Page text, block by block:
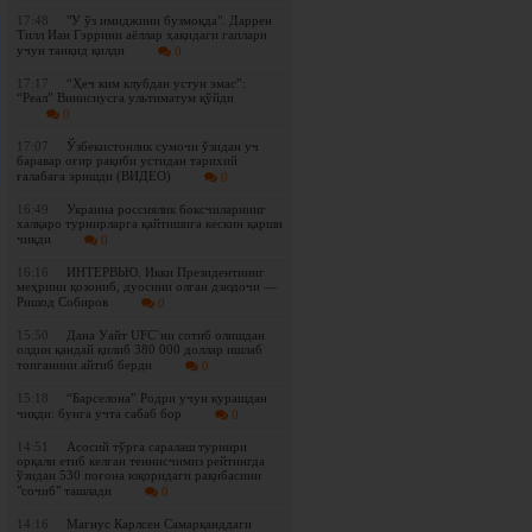
17:48
"У ўз имиджини бузмоқда". Даррен
Тилл Иан Гэррини аёллар ҳақидаги гаплари
учун танқид қилди
0
17:17
“Ҳеч ким клубдан устун эмас”:
“Реал” Винисиусга ультиматум қўйди
0
17:07
Ўзбекистонлик сумочи ўзидан уч
баравар оғир рақиби устидан тарихий
ғалабага эришди (ВИДЕО)
0
16:49
Украина россиялик боксчиларнинг
халқаро турнирларга қайтишига кескин қарши
чиқди
0
16:16
ИНТЕРВЬЮ. Икки Президентнинг
меҳрини қозониб, дуосини олган дзюдочи —
Ришод Собиров
0
15:50
Дана Уайт UFC`ни сотиб олишдан
олдин қандай қилиб 380 000 доллар ишлаб
топганини айтиб берди
0
15:18
“Барселона” Родри учун курашдан
чиқди: бунга учта сабаб бор
0
14:51
Асосий тўрга саралаш турнири
орқали етиб келган теннисчимиз рейтингда
ўзидан 530 поғона юқоридаги рақибасини
"сочиб" ташлади
0
14:16
Магнус Карлсен Самарқанддаги